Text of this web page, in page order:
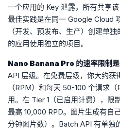
一个应用的 Key 泄露，所有共享
最佳实践是在同一 Google Cloud
（开发、预发布、生产）创建单
的应用使用独立的项目。
Nano Banana Pro 的速率限制是
API 层级。在免费层级，你大约获
（RPM）和每天 50-100 个请求
用。在 Tier 1（已启用计费），限
最高 10,000 RPD。图片生成有自
分钟图片数）。Batch API 有单独